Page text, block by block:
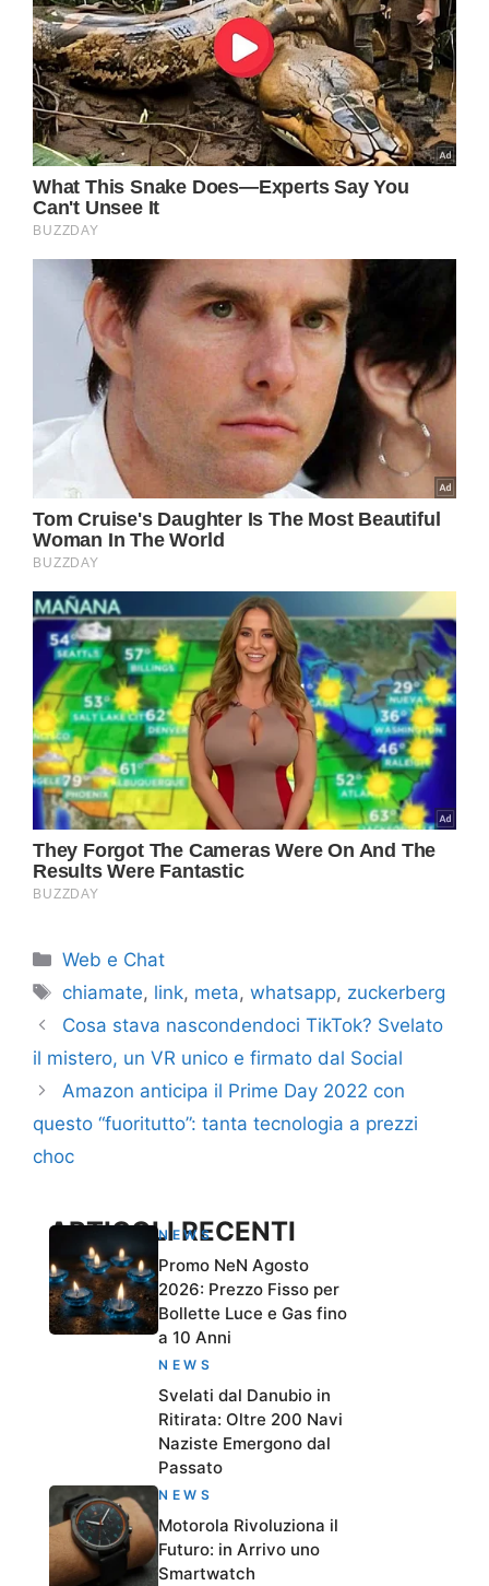
Categorie
Web e Chat
Tag
chiamate, link, meta,whatsapp, zuckerberg
Cosa stava nascondendoci TikTok? Svelato
il mistero, un VR unico e firmato dal Social
Amazon anticipa il Prime Day 2022 con
questo “fuoritutto”: tanta tecnologia a prezzi
choc
ARTICOLI RECENTI
NEWS
Promo NeN Agosto
2026: Prezzo Fisso per
Bollette Luce e Gas fino
a 10 Anni
NEWS
Svelati dal Danubio in
Ritirata: Oltre 200 Navi
Naziste Emergono dal
Passato
NEWS
Motorola Rivoluziona il
Futuro: in Arrivo uno
Smartwatch